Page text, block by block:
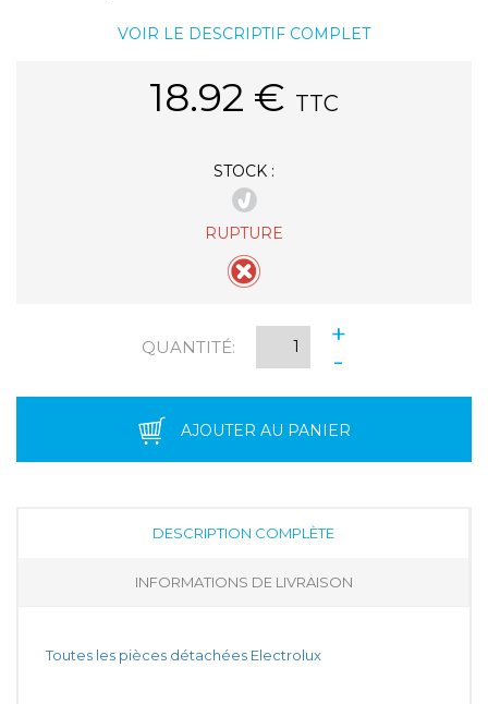
VOIR LE DESCRIPTIF COMPLET
18.92 € TTC
STOCK :
RUPTURE
QUANTITÉ:
+
-
AJOUTER AU PANIER
DESCRIPTION COMPLÈTE
INFORMATIONS DE LIVRAISON
Toutes les pièces détachées Electrolux